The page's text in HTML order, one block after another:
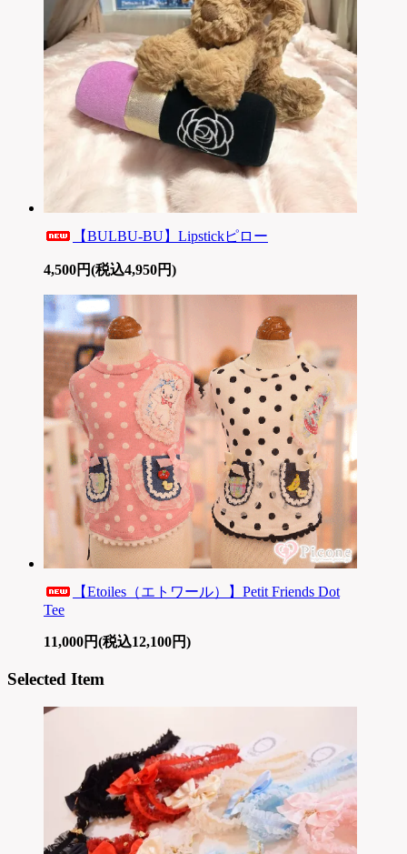
【BULBU-BU】Lipstickピロー
4,500円(税込4,950円)
【Etoiles（エトワール）】Petit Friends Dot
Tee
11,000円(税込12,100円)
Selected Item